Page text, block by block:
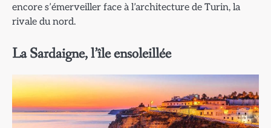
encore s’émerveiller face à l’architecture de Turin, la
rivale du nord.
La Sardaigne, l’île ensoleillée